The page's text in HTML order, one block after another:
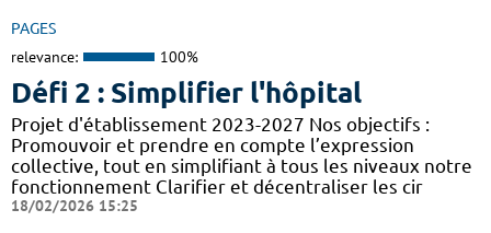
PAGES
relevance: 100%
Défi 2 : Simplifier l'hôpital
Projet d'établissement 2023-2027 Nos objectifs :
Promouvoir et prendre en compte l’expression
collective, tout en simplifiant à tous les niveaux notre
fonctionnement Clarifier et décentraliser les cir
18/02/2026 15:25